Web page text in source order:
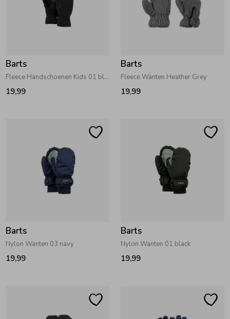
Barts
Fleece Handschoenen Kids 01 black
19,99
Barts
Fleece Wanten Heather Grey
19,99
Barts
Nylon Wanten 03 navy
19,99
Barts
Nylon Wanten 01 black
19,99